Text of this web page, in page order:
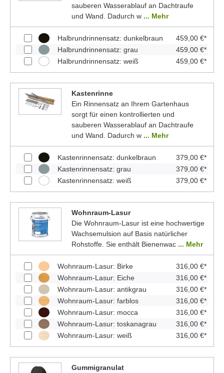
sauberen Wasserablauf an Dachtraufe
und Wand. Dadurch w ... Mehr
Halbrundrinnensatz: dunkelbraun
459,00 €*
Halbrundrinnensatz: grau
459,00 €*
Halbrundrinnensatz: weiß
459,00 €*
Kastenrinne
Ein Rinnensatz an Ihrem Gartenhaus
sorgt für einen kontrollierten und
sauberen Wasserablauf an Dachtraufe
und Wand. Dadurch w ... Mehr
Kastenrinnensatz: dunkelbraun
379,00 €*
Kastenrinnensatz: grau
379,00 €*
Kastenrinnensatz: weiß
379,00 €*
Wohnraum-Lasur
Die Wohnraum-Lasur ist eine hochwertige
Wachsemulsion auf Basis natürlicher
Rohstoffe. Sie enthält Bienenwac ... Mehr
Wohnraum-Lasur: Birke
316,00 €*
Wohnraum-Lasur: Eiche
316,00 €*
Wohnraum-Lasur: antikgrau
316,00 €*
Wohnraum-Lasur: farblos
316,00 €*
Wohnraum-Lasur: mocca
316,00 €*
Wohnraum-Lasur: toskanagrau
316,00 €*
Wohnraum-Lasur: weiß
316,00 €*
Gummigranulat